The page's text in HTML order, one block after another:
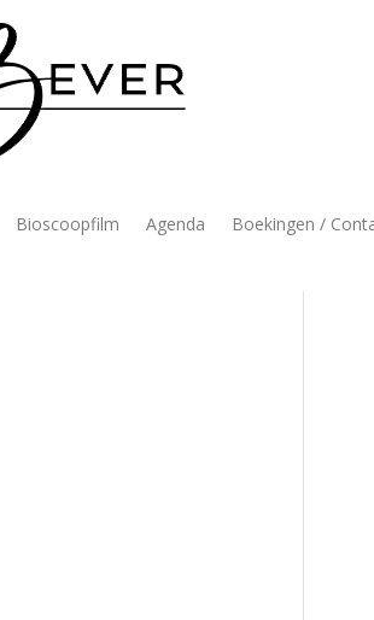
Bioscoopfilm Agenda Boekingen /